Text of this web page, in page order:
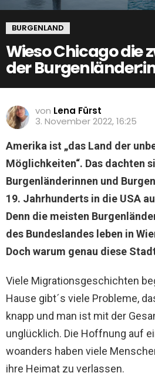
BURGENLAND
Wieso Chicago die
der
von Lena Fürst
3. November 2022, 16:25
Amerika ist „das Land der
Möglichkeiten“. Das dachten
Burgenländerinnen und
19. Jahrhunderts in die USA
Denn die meisten
des Bundeslandes leben in
Doch warum genau diese
Viele Migrationsgeschichten
Hause gibt´s viele Probleme,
knapp und man ist mit der
unglücklich. Die Hoffnung auf
woanders haben viele
ihre Heimat zu verlassen.